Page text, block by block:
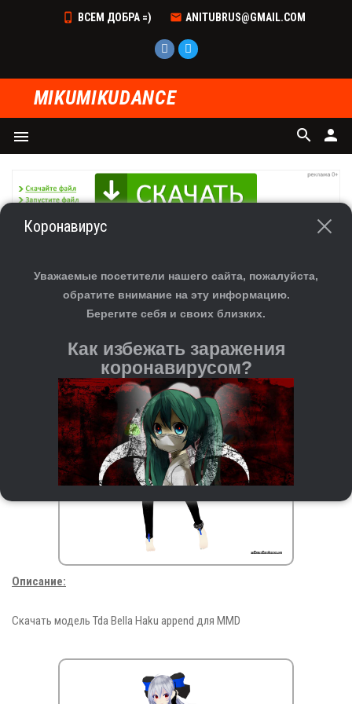
Коронавирус
Уважаемые посетители нашего сайта, пожалуйста,
обратите внимание на эту информацию.
Берегите себя и своих близких.
Как избежать заражения
коронавирусом?
используйте антисептические средства на спиртовой
бумажной салфеткой или согнутым локтём. После
Старайтесь не трогать руками глаза, нос и рот — это
входные ворота для вируса.
Держитесь на расстоянии от людей с кашлем,
ВСЕМ ДОБРА =) ANITUBRUS@GMAIL.COM
MIKUMIKUDANCE
menu person
search
ГЛАВНАЯ»ФАЙЛЫ ДЕВУШКА
СКАЧАТЬ МОДЕЛЬ TDA BELLA HAKU APPEND ДЛЯ
MMD
Описание:
Скачать модель Tda Bella Haku append для MMD